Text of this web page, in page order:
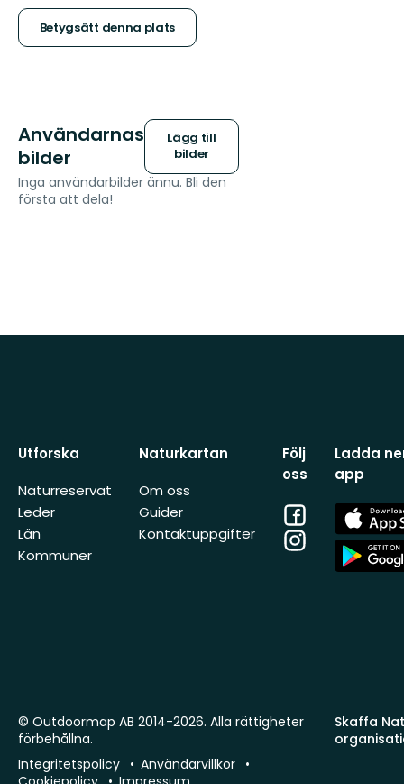
stjärnor
Betygsätt denna plats
Användarnas
bilder
Lägg till
bilder
Inga användarbilder ännu. Bli den
första att dela!
Utforska
Naturreservat
Leder
Län
Kommuner
Naturkartan
Om oss
Guider
Kontaktuppgifter
Följ
oss
Facebook
Instagram
Ladda
app
App
Store
App
Store
Skaffa
© Outdoormap AB 2014-2026. Alla rättigheter
förbehållna.
Integritetspolicy
Användarvillkor